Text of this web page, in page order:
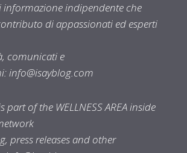
informazione indipendente che
di appassionati ed esperti
comunicati e
info@isayblog.com
part of the WELLNESS AREA inside
press releases and other